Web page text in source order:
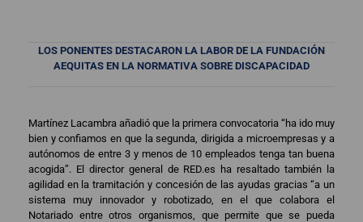
LOS PONENTES DESTACARON LA LABOR DE LA FUNDACIÓN
AEQUITAS EN LA NORMATIVA SOBRE DISCAPACIDAD
Martínez Lacambra añadió que la primera convocatoria “ha ido muy
bien y confiamos en que la segunda, dirigida a microempresas y a
autónomos de entre 3 y menos de 10 empleados tenga tan buena
acogida”. El director general de RED.es ha resaltado también la
agilidad en la tramitación y concesión de las ayudas gracias “a un
sistema muy innovador y robotizado, en el que colabora el
Notariado entre otros organismos, que permite que se pueda